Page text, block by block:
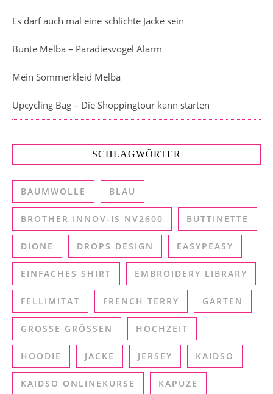
Es darf auch mal eine schlichte Jacke sein
Bunte Melba – Paradiesvogel Alarm
Mein Sommerkleid Melba
Upcycling Bag – Die Shoppingtour kann starten
SCHLAGWÖRTER
BAUMWOLLE BLAU
BROTHER INNOV-IS NV2600 BUTTINETTE
DIONE DROPS DESIGN EASYPEASY
EINFACHES SHIRT EMBROIDERY LIBRARY
FELLIMITAT FRENCH TERRY GARTEN
GROSSE GRÖSSEN HOCHZEIT
HOODIE JACKE JERSEY KAIDSO
KAIDSO ONLINEKURSE KAPUZE